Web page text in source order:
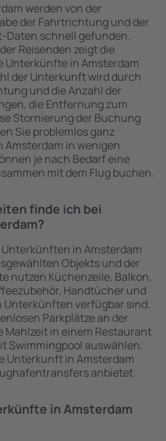
werden von der
der Fahrtrichtung und der
Daten schnell gefunden.
Reisenden zeigt die
Unterkünfte in Amsterdam
der Unterkunft wird durch
und die Anzahl der
die Entfernung zum
Stornierung der Buchung
Sie problemlos ganz
in wenigen
je nach Bedarf eine
mit dem Flug buchen.
finde ich bei
in Amsterdam
Objekts und der
nutzen Küchenzeile, Balkon,
Handtücher und
Unterkünften verfügbar sind.
Parkplätze an der
in einem Restaurant
Swimmingpool auswählen.
Unterkunft in Amsterdam
anbietet.
in Amsterdam